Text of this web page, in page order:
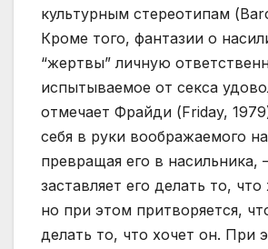
культурным стереотипам
Кроме того, фантазии о
“жертвы” личную
испытываемое от секса
отмечает Фрайди (Friday,
себя в руки воображаемого
превращая его в насильника,
заставляет его делать то, что
но при этом притворяется,
делать то, что хочет он. При